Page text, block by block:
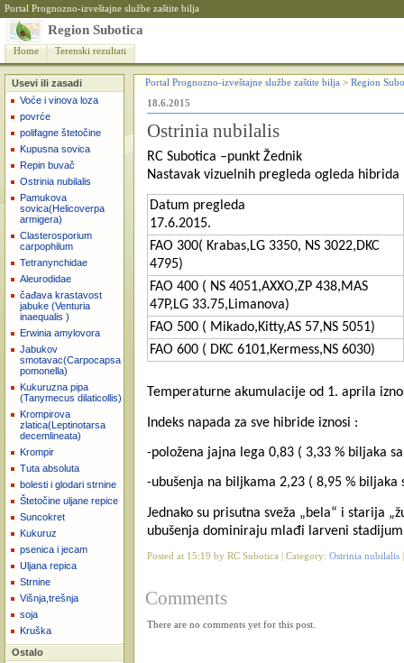
Portal Prognozno-izveštajne službe zaštite bilja
Region Subotica
Home Terenski rezultati
Usevi ili zasadi
Voće i vinova loza
povrće
polifagne štetočine
Kupusna sovica
Repin buvač
Ostrinia nubilalis
Pamukova
sovica(Helicoverpa
armigera)
Clasterosporium
carpophilum
Tetranynchidae
Aleurodidae
čađava krastavost
jabuke (Venturia
inaequalis )
Erwinia amylovora
Jabukov
smotavac(Carpocapsa
pomonella)
Kukuruzna pipa
(Tanymecus dilaticollis)
Krompirova
zlatica(Leptinotarsa
decemlineata)
Krompir
Tuta absoluta
bolesti i glodari strnine
Štetočine uljane repice
Suncokret
Kukuruz
psenica i jecam
Uljana repica
Strnine
Višnja,trešnja
soja
Kruška
Ostalo
Portal Prognozno-izveštajne službe zaštite bilja > Region
18.6.2015
Ostrinia nubilalis
RC Subotica –punkt Žednik
Nastavak vizuelnih pregleda ogleda
Datum pregleda
17.6.2015.
FAO 300( Krabas,LG 3350, NS 3022,DKC
4795)
FAO 400 ( NS 4051,AXXO,ZP 438,MAS
47P,LG 33.75,Limanova)
FAO 500 ( Mikado,Kitty,AS 57,NS 5051)
FAO 600 ( DKC 6101,Kermess,NS 6030)
Temperaturne akumulacije od 1. aprila
Indeks napada za sve hibride iznosi :
-položena jajna lega 0,83 ( 3,33 % biljaka
-ubušenja na biljkama 2,23 ( 8,95 % biljaka
Jednako su prisutna sveža „bela“ i starija
ubušenja dominiraju mlađi larveni
Posted at 15:19 by RC Subotica | Category: Ostrinia nubilalis
Comments
There are no comments yet for this post.